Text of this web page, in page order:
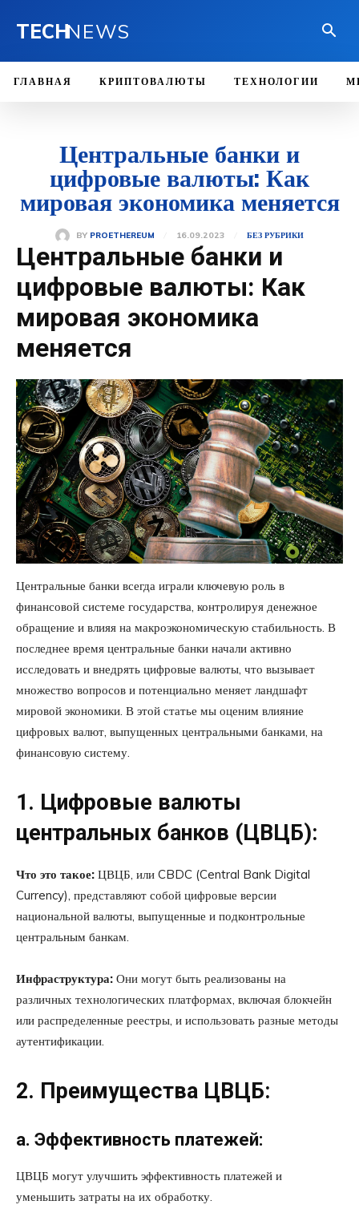
TECHNEWS
ГЛАВНАЯ КРИПТОВАЛЮТЫ ТЕХНОЛОГИИ
Центральные банки и
цифровые валюты: Как
мировая экономика меняется
BY PROETHEREUM 16.09.2023 БЕЗ РУБРИКИ
Центральные банки и
цифровые валюты: Как
мировая экономика
меняется
Центральные банки всегда играли ключевую роль в
финансовой системе государства, контролируя денежное
обращение и влияя на макроэкономическую стабильность. В
последнее время центральные банки начали активно
исследовать и внедрять цифровые валюты, что вызывает
множество вопросов и потенциально меняет ландшафт
мировой экономики. В этой статье мы оценим влияние
цифровых валют, выпущенных центральными банками, на
финансовую систему.
1. Цифровые валюты
центральных банков (ЦВЦБ):
Что это такое: ЦВЦБ, или CBDC (Central Bank Digital
Currency), представляют собой цифровые версии
национальной валюты, выпущенные и подконтрольные
центральным банкам.
Инфраструктура: Они могут быть реализованы на
различных технологических платформах, включая блокчейн
или распределенные реестры, и использовать разные методы
аутентификации.
2. Преимущества ЦВЦБ:
a. Эффективность платежей:
ЦВЦБ могут улучшить эффективность платежей и
уменьшить затраты на их обработку.